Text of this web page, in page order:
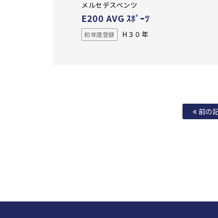
メルセデスベンツ
E200 AVG ｽﾎﾟｰﾂ
初年度登録 H３０年
前の